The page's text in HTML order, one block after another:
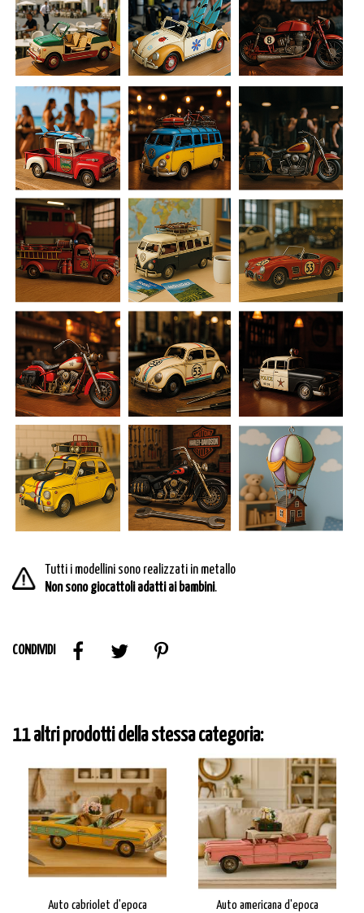
Tutti i modellini sono realizzati in metallo
Non sono giocattoli adatti ai bambini.
CONDIVIDI
11 altri prodotti della stessa categoria:
Auto cabriolet d'epoca Auto americana d'epoca